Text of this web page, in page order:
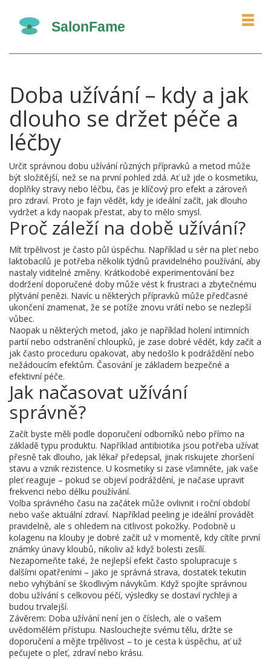
Doba užívání – kdy a jak
dlouho se držet péče a
léčby
Určit správnou dobu užívání různých přípravků a metod může
být složitější, než se na první pohled zdá. Ať už jde o kosmetiku,
doplňky stravy nebo léčbu, čas je klíčový pro efekt a zároveň
pro zdraví. Proto je fajn vědět, kdy je ideální začít, jak dlouho
vydržet a kdy naopak přestat, aby to mělo smysl.
Proč záleží na době užívání?
Mít trpělivost je často půl úspěchu. Například u sér na pleť nebo
laktobacilů je potřeba několik týdnů pravidelného používání, aby
nastaly viditelné změny. Krátkodobé experimentování bez
dodržení doporučené doby může vést k frustraci a zbytečnému
plýtvání penězi. Navíc u některých přípravků může předčasné
ukončení znamenat, že se potíže znovu vrátí nebo se nezlepší
vůbec.
Naopak u některých metod, jako je například holení intimních
partií nebo odstranění chloupků, je zase dobré vědět, kdy začít a
jak často proceduru opakovat, aby nedošlo k podráždění nebo
nežádoucím efektům. Časování je základem bezpečné a
efektivní péče.
Jak načasovat užívání
správně?
Začít byste měli podle doporučení odborníků nebo přímo na
základě typu produktu. Například antibiotika jsou potřeba užívat
přesně tak dlouho, jak lékař předepsal, jinak riskujete zhoršení
stavu a vznik rezistence. U kosmetiky si zase všimněte, jak vaše
pleť reaguje – pokud se objeví podráždění, je načase upravit
frekvenci nebo délku používání.
Volba správného času na začátek může ovlivnit i roční období
nebo vaše aktuální zdraví. Například peeling je ideální provádět
pravidelně, ale s ohledem na citlivost pokožky. Podobně u
kolagenu na klouby je dobré začít už v momentě, kdy cítíte první
známky únavy kloubů, nikoliv až když bolesti zesílí.
Nezapomeňte také, že nejlepší efekt často spolupracuje s
dalšími opatřeními – jako je správná strava, dostatek tekutin
nebo vyhýbání se škodlivým návykům. Když spojíte správnou
dobu užívání s celkovou péčí, výsledky se dostaví rychleji a
budou trvalejší.
Závěrem: Doba užívání není jen o číslech, ale o vašem
uvědomělém přístupu. Naslouchejte svému tělu, držte se
doporučení a mějte trpělivost – to je cesta k úspěchu, ať už
pečujete o pleť, zdraví nebo krásu.